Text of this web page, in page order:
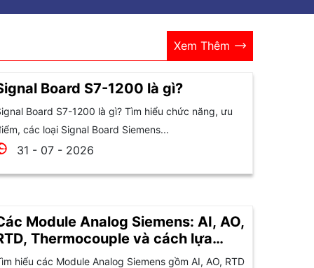
Xem Thêm
Board S7-1200 là gì?
Board S7-1200 là gì? Tìm hiểu chức năng, ưu
các loại Signal Board Siemens...
31 - 07 - 2026
Module Analog Siemens: AI, AO,
Thermocouple và cách lựa
hiểu các Module Analog Siemens gồm AI, AO, RTD